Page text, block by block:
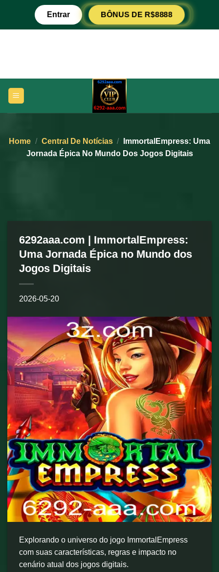
o
Entrar BÔNUS DE R$8888
Home / Central De Notícias /
ImmortalEmpress: Uma
Jornada Épica No Mundo Dos Jogos Digitais
6292aaa.com | ImmortalEmpress:
Uma Jornada Épica no Mundo dos
Jogos Digitais
2026-05-20
Explorando o universo do jogo ImmortalEmpress
com suas características, regras e impacto no
cenário atual dos jogos digitais.